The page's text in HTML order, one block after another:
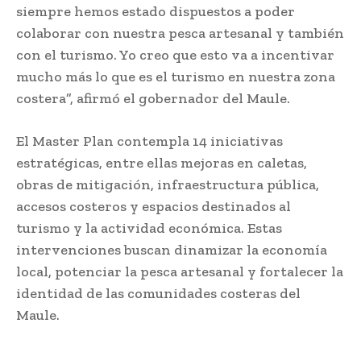
siempre hemos estado dispuestos a poder
colaborar con nuestra pesca artesanal y también
con el turismo. Yo creo que esto va a incentivar
mucho más lo que es el turismo en nuestra zona
costera”, afirmó el gobernador del Maule.
El Master Plan contempla 14 iniciativas
estratégicas, entre ellas mejoras en caletas,
obras de mitigación, infraestructura pública,
accesos costeros y espacios destinados al
turismo y la actividad económica. Estas
intervenciones buscan dinamizar la economía
local, potenciar la pesca artesanal y fortalecer la
identidad de las comunidades costeras del
Maule.